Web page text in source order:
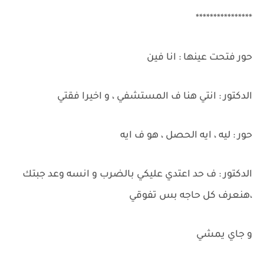
****************
حور فتحت عينها : انا فين
الدكتور : انتي هنا ف المستشفي ، و اخيرا فقتي
حور : ليه ، ايه الحصل ، هو ف ايه
الدكتور : ف حد اعتدي عليكي بالضرب و انسه وعد جبتك
،هنعرف كل حاجه بس تفوقي
و جاي يمشي